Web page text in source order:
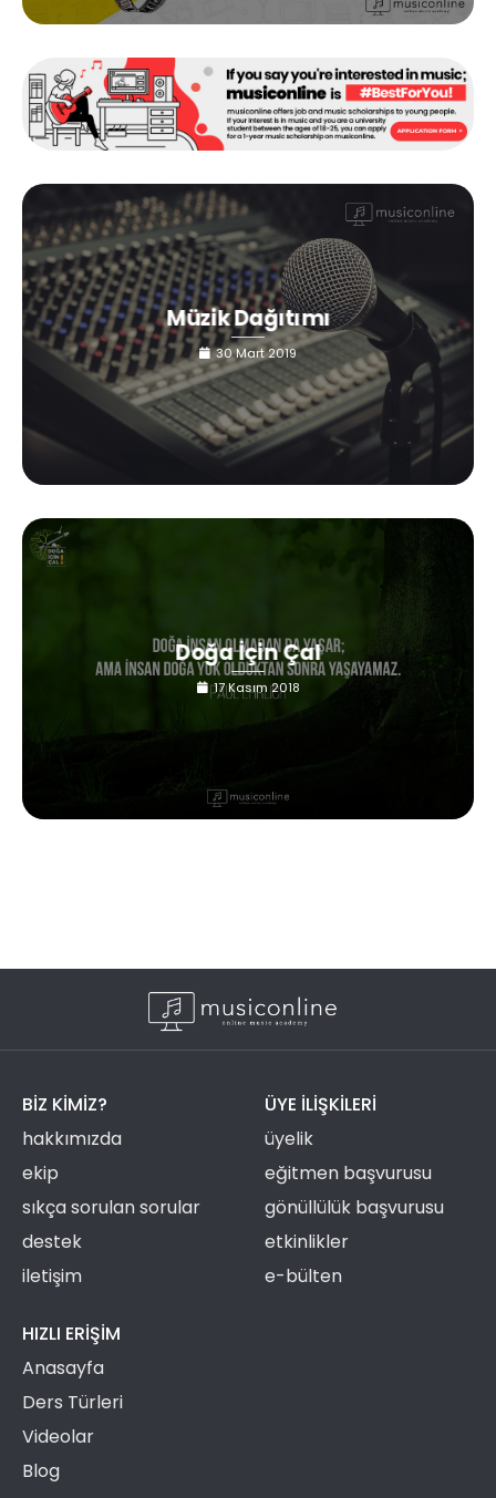
Müzik Dağıtımı
30 Mart 2019
Doğa İçin Çal
17 Kasım 2018
BIZ KIMIZ?
hakkımızda
ekip
sıkça sorulan sorular
destek
iletişim
ÜYE ILIŞKILERI
üyelik
eğitmen başvurusu
gönüllülük başvurusu
etkinlikler
e-bülten
HIZLI ERIŞIM
Anasayfa
Ders Türleri
Videolar
Blog